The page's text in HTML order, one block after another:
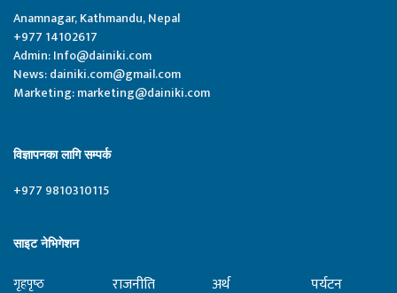
Anamnagar, Kathmandu, Nepal
+977 14102617
Admin:Info@dainiki.com
News:dainiki.com@gmail.com
Marketing:marketing@dainiki.com
विज्ञापनका लागि सम्पर्क
+977 9810310115
साइट नेभिगेशन
गृहपृष्‍ठ राजनीति अर्थ पर्यटन